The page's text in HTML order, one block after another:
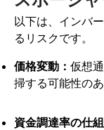
以下は、インバ
るリスクです。
価格変動： 仮想
掃する可能性の
資金調達率の仕